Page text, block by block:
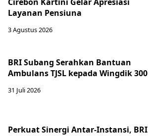
Layanan Pensiuna
3 Agustus 2026
BRI Subang Serahkan Bantuan
Ambulans TJSL kepada Wingdik 300
31 Juli 2026
Perkuat Sinergi Antar-Instansi, BRI